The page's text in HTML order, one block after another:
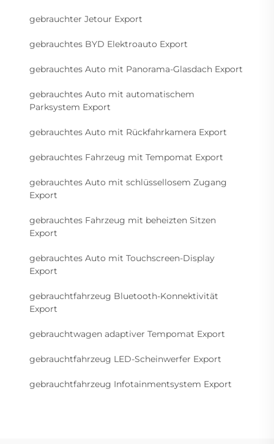
gebrauchter Jetour Export
gebrauchtes BYD Elektroauto Export
gebrauchtes Auto mit Panorama-Glasdach Export
gebrauchtes Auto mit automatischem
Parksystem Export
gebrauchtes Auto mit Rückfahrkamera Export
gebrauchtes Fahrzeug mit Tempomat Export
gebrauchtes Auto mit schlüssellosem Zugang
Export
gebrauchtes Fahrzeug mit beheizten Sitzen
Export
gebrauchtes Auto mit Touchscreen-Display
Export
gebrauchtfahrzeug Bluetooth-Konnektivität
Export
gebrauchtwagen adaptiver Tempomat Export
gebrauchtfahrzeug LED-Scheinwerfer Export
gebrauchtfahrzeug Infotainmentsystem Export